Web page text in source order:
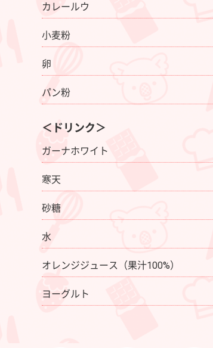
カレールウ
小麦粉
卵
パン粉
＜ドリンク＞
ガーナホワイト
寒天
砂糖
水
オレンジジュース（果汁100%）
ヨーグルト